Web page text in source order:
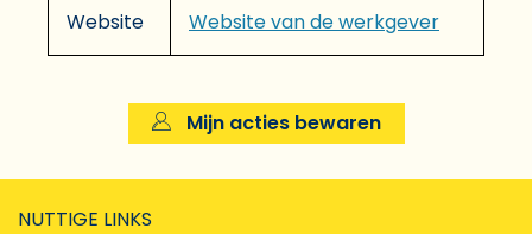
Website Website van de werkgever
Mijn acties bewaren
NUTTIGE LINKS